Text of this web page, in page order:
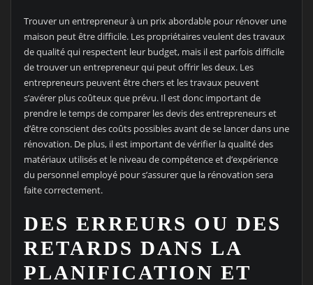
Trouver un entrepreneur à un prix abordable pour rénover une
maison peut être difficile. Les propriétaires veulent des travaux
de qualité qui respectent leur budget, mais il est parfois difficile
de trouver un entrepreneur qui peut offrir les deux. Les
entrepreneurs peuvent être chers et les travaux peuvent
s’avérer plus coûteux que prévu. Il est donc important de
prendre le temps de comparer les devis des entrepreneurs et
d’être conscient des coûts possibles avant de se lancer dans une
rénovation. De plus, il est important de vérifier la qualité des
matériaux utilisés et le niveau de compétence et d’expérience
du personnel employé pour s’assurer que la rénovation sera
faite correctement.
DES ERREURS OU DES
RETARDS DANS LA
PLANIFICATION ET